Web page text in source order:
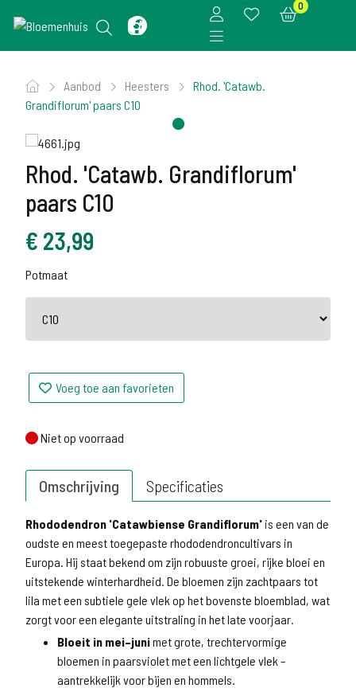
0
Aanbod Heesters
Rhod. 'Catawb.
Grandiflorum' paars C10
Rhod. 'Catawb. Grandiflorum'
paars C10
€ 23,99
Potmaat
Voeg toe aan favorieten
Niet op voorraad
Niet op voorraad
Omschrijving Specificaties
Rhododendron 'Catawbiense Grandiflorum' is een van de
oudste en meest toegepaste rhododendroncultivars in
Europa. Hij staat bekend om zijn robuuste groei, rijke bloei en
uitstekende winterhardheid. De bloemen zijn zachtpaars tot
lila met een subtiele gele vlek op het bovenste bloemblad, wat
zorgt voor een elegante uitstraling in het late voorjaar.
Bloeit in mei–junimet grote, trechtervormige
bloemen in paarsviolet met een lichtgele vlek –
aantrekkelijk voor bijen en hommels.